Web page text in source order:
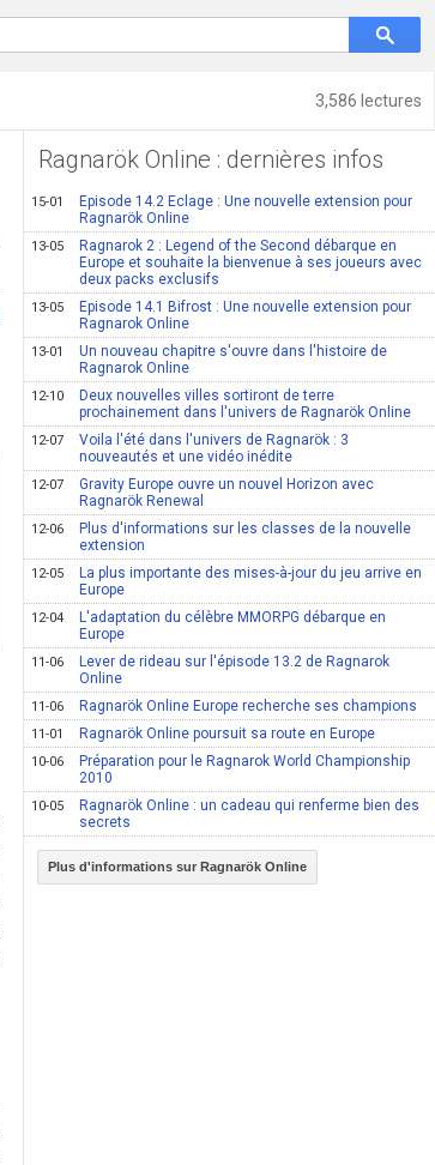
3,586 lectures
Ragnarök Online : dernières infos
15-01
Episode 14.2 Eclage : Une nouvelle extension pour
Ragnarök Online
13-05
Ragnarok 2 : Legend of the Second débarque en
Europe et souhaite la bienvenue à ses joueurs avec
deux packs exclusifs
13-05
Episode 14.1 Bifrost : Une nouvelle extension pour
Ragnarok Online
13-01
Un nouveau chapitre s'ouvre dans l'histoire de
Ragnarok Online
12-10
Deux nouvelles villes sortiront de terre
prochainement dans l'univers de Ragnarök Online
12-07
Voila l'été dans l'univers de Ragnarök : 3
nouveautés et une vidéo inédite
12-07
Gravity Europe ouvre un nouvel Horizon avec
Ragnarök Renewal
12-06
Plus d'informations sur les classes de la nouvelle
extension
12-05
La plus importante des mises-à-jour du jeu arrive en
Europe
12-04
L'adaptation du célèbre MMORPG débarque en
Europe
11-06
Lever de rideau sur l'épisode 13.2 de Ragnarok
Online
11-06 Ragnarök Online Europe recherche ses champions
11-01 Ragnarök Online poursuit sa route en Europe
10-06
Préparation pour le Ragnarok World Championship
2010
10-05
Ragnarök Online : un cadeau qui renferme bien des
secrets
Plus d'informations sur Ragnarök Online